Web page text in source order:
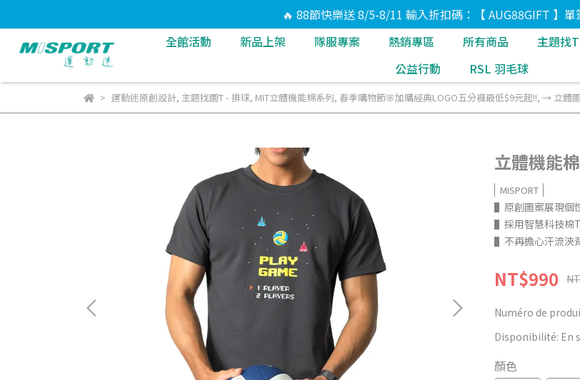
🔥 88節快樂送 8/5-8/11 輸入折扣碼：【 AUG88GIFT 】單
全館活動
新品上架 隊服專案 熱銷專區 所有商品 主題找T
公益行動
RSL 羽毛球
運動迷原創設計, 主題找圖T - 排球, MIT立體機能棉系列, 春季購物節🌸加購經典LOGO五分褲最低$9元起!!, → 立體
立體機能
MISPORT
▌原創圖案展現個
▌採用智慧科技棉
▌不再擔心汗流浹
NT$990
Numéro de
Disponibilité: En
顏色